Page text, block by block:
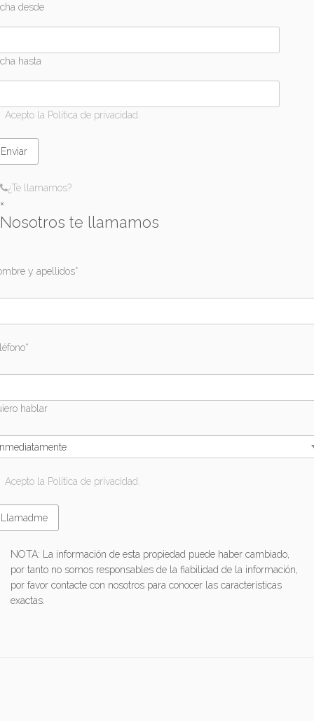
desde
hasta
Acepto la Política de privacidad.
¿Te llamamos?
×
Nosotros te llamamos
y apellidos*
hablar
Acepto la Política de privacidad.
NOTA: La información de esta propiedad puede haber cambiado,
por tanto no somos responsables de la fiabilidad de la información,
por favor contacte con nosotros para conocer las características
exactas.